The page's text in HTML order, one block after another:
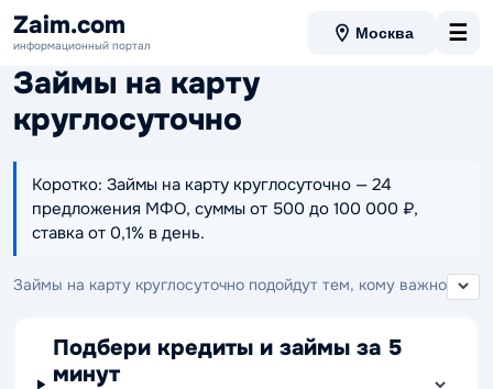
Zaim.com
информационный портал
Москва ☰
Займы на карту
круглосуточно
Коротко: Займы на карту круглосуточно — 24
предложения МФО, суммы от 500 до 100 000 ₽,
ставка от 0,1% в день.
Займы на карту круглосуточно подойдут тем, кому важно
подборке удобно сравнить варианты по сумме, сроку и
ставке, чтобы выбрать займ с переводом на карту и
Подбери кредиты и займы за 5
минут